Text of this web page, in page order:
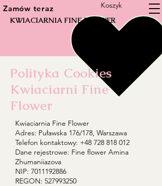
Koszyk
KWIACIARNIA FINE FLOWER
Zamów teraz
Polityka Cookies
Kwiaciarni Fine
Flower
Kwiaciarnia Fine Flower
Adres: Puławska 176/178, Warszawa
Telefon kontaktowy: +48 728 818 012
Dane rejestrowe: Fine flower Amina
Zhumaniiazova
NIP: 7011192886
REGON: 527993250